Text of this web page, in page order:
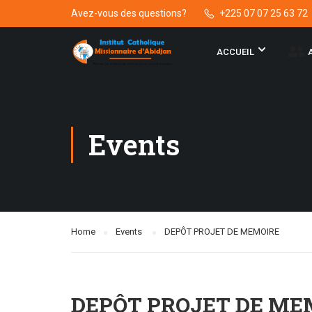
Avez-vous des questions? +225 07 07 25 63 72
ACCUEIL
Events
Home Events DEPÔT PROJET DE MEMOIRE
DEPÔT PROJET DE